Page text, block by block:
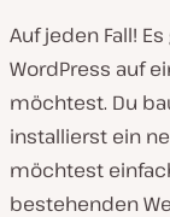
Auf jeden Fall!
WordPress auf
möchtest. Du
installierst ein
möchtest
bestehenden